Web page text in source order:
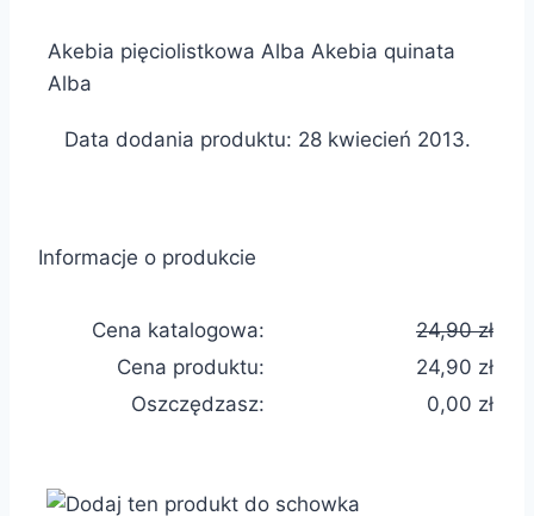
Akebia pięciolistkowa Alba Akebia quinata
Alba
Data dodania produktu: 28 kwiecień 2013.
Informacje o produkcie
Cena katalogowa:
24,90 zł
Cena produktu:
24,90 zł
Oszczędzasz:
0,00 zł